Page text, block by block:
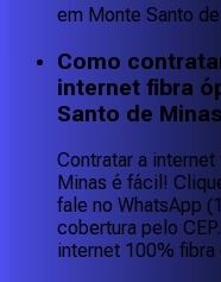
em Monte Santo de
Como
internet fibra
Santo de
Contratar a
Minas é fácil!
fale no WhatsApp
cobertura pelo
internet 100% fibra